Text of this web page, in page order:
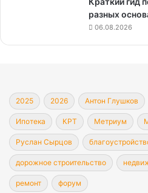
разных
06.08.2026
2025 2026 Антон Глушков
Ипотека КРТ Метриум
Руслан Сырцов
дорожное строительство
ремонт форум